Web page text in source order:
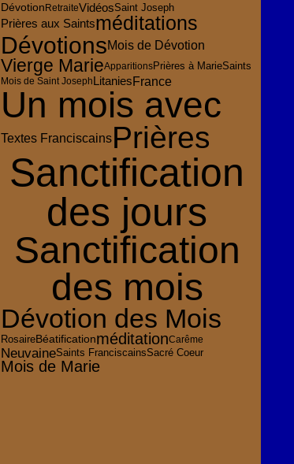
DévotionRetraiteVidéosSaint Joseph
Prières aux Saintsméditations
DévotionsMois de Dévotion
Vierge MarieApparitionsPrières à MarieSaints
Mois de Saint Joseph LitaniesFrance
Un mois avec
Textes FranciscainsPrières
Sanctification
des jours
Sanctification
des mois
Dévotion des Mois
RosaireBéatificationméditationCarême
NeuvaineSaints FranciscainsSacré Coeur
Mois de Marie